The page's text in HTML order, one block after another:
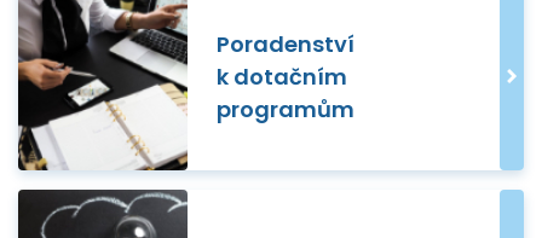
Poradenství
k dotačním
programům